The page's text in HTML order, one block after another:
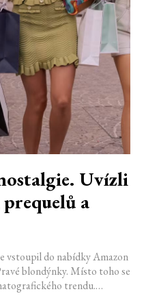
Uvízli
prequelů a
vstoupil do nabídky Amazon
blondýnky. Místo toho se
trendu.